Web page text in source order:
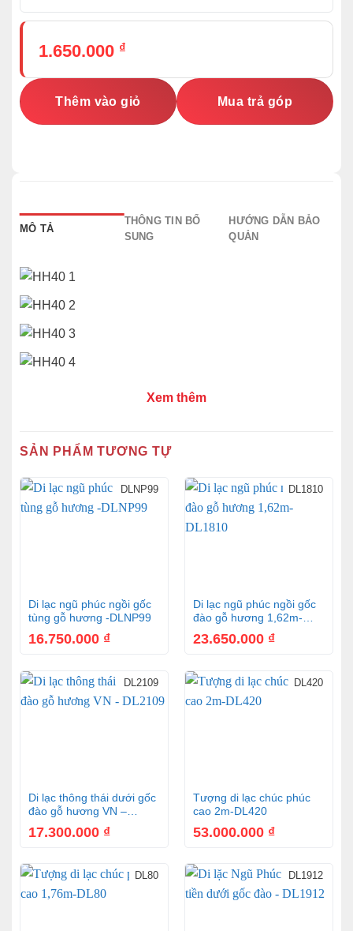
1.650.000 ₫
Thêm vào giỏ Mua trả góp
MÔ TẢ
THÔNG TIN BỔ
SUNG
HƯỚNG DẪN BẢO
QUẢN
Xem thêm
SẢN PHẨM TƯƠNG TỰ
DLNP99
Di lạc ngũ phúc ngồi gốc
tùng gỗ hương -DLNP99
16.750.000 ₫
DL1810
Di lạc ngũ phúc ngồi gốc
đào gỗ hương 1,62m-
DL1810
23.650.000 ₫
DL2109
Di lạc thông thái dưới gốc
đào gỗ hương VN –
17.300.000 ₫
DL420
Tượng di lạc chúc phúc
cao 2m-DL420
53.000.000 ₫
DL80 DL1912